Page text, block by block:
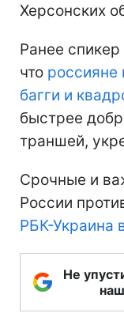
Херсонских
Ранее
что россияне
багги и
быстрее
траншей,
Срочные и
России
РБК-Украина
Не